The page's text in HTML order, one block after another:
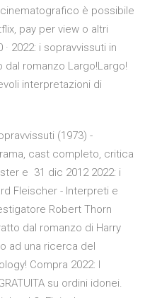
è possibile
pay per view o altri
2022: i sopravvissuti in
romanzo Largo!Largo!
interpretazioni di
(1973) -
cast completo, critica
e 31 dic 2012 2022: i
Fleischer - Interpreti e
Robert Thorn
dal romanzo di Harry
ad una ricerca del
Compra 2022: I
su ordini idonei.